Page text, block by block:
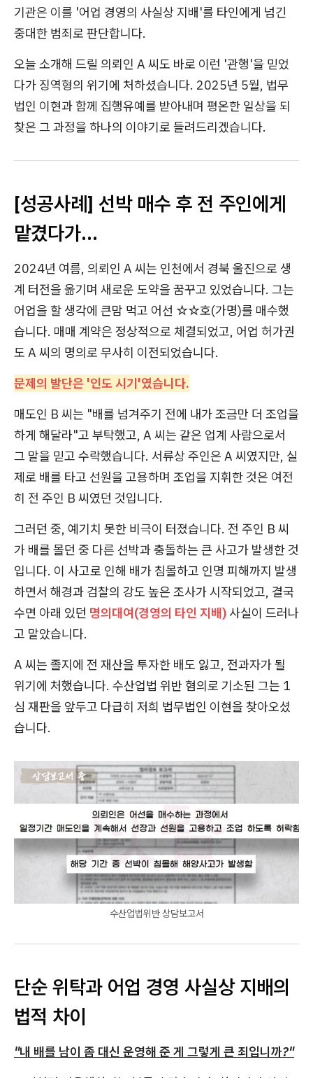
기관은 이를 '어업 경영의 사실상 지배'를 타인에게 넘긴
중대한 범죄로 판단합니다.
오늘 소개해 드릴 의뢰인 A 씨도 바로 이런 '관행'을 믿었
다가 징역형의 위기에 처하셨습니다. 2025년 5월, 법무
법인 이현과 함께 집행유예를 받아내며 평온한 일상을 되
찾은 그 과정을 하나의 이야기로 들려드리겠습니다.
[성공사례] 선박 매수 후 전 주인에게
맡겼다가...
2024년 여름, 의뢰인 A 씨는 인천에서 경북 울진으로 생
계 터전을 옮기며 새로운 도약을 꿈꾸고 있었습니다. 그는
어업을 할 생각에 큰맘 먹고 어선 ☆☆호(가명)를 매수했
습니다. 매매 계약은 정상적으로 체결되었고, 어업 허가권
도 A 씨의 명의로 무사히 이전되었습니다.
문제의 발단은 '인도 시기'였습니다.
매도인 B 씨는 "배를 넘겨주기 전에 내가 조금만 더 조업을
하게 해달라"고 부탁했고, A 씨는 같은 업계 사람으로서
그 말을 믿고 수락했습니다. 서류상 주인은 A 씨였지만, 실
제로 배를 타고 선원을 고용하며 조업을 지휘한 것은 여전
히 전 주인 B 씨였던 것입니다.
그러던 중, 예기치 못한 비극이 터졌습니다. 전 주인 B 씨
가 배를 몰던 중 다른 선박과 충돌하는 큰 사고가 발생한 것
입니다. 이 사고로 인해 배가 침몰하고 인명 피해까지 발생
하면서 해경과 검찰의 강도 높은 조사가 시작되었고, 결국
수면 아래 있던 명의대여(경영의 타인 지배) 사실이 드러나
고 말았습니다.
A 씨는 졸지에 전 재산을 투자한 배도 잃고, 전과자가 될
위기에 처했습니다. 수산업법 위반 혐의로 기소된 그는 1
심 재판을 앞두고 다급히 저희 법무법인 이현을 찾아오셨
습니다.
수산업법위반 상담보고서
단순 위탁과 어업 경영 사실상 지배의
법적 차이
"내 배를 남이 좀 대신 운영해 준 게 그렇게 큰 죄입니까?"